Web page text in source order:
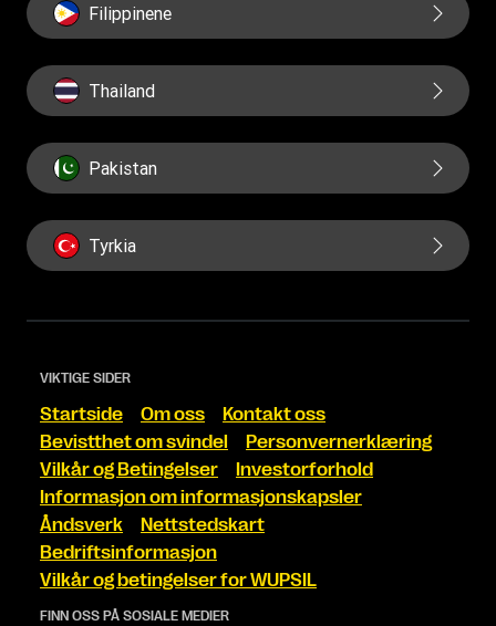
Filippinene
Thailand
Pakistan
Tyrkia
VIKTIGE SIDER
Startside Om oss
Kontakt oss
Bevistthet om svindel
Personvernerklæring
Vilkår og Betingelser
Investorforhold
Informasjon om informasjonskapsler
Åndsverk
Nettstedskart
Bedriftsinformasjon
Vilkår og betingelser for WUPSIL
FINN OSS PÅ SOSIALE MEDIER